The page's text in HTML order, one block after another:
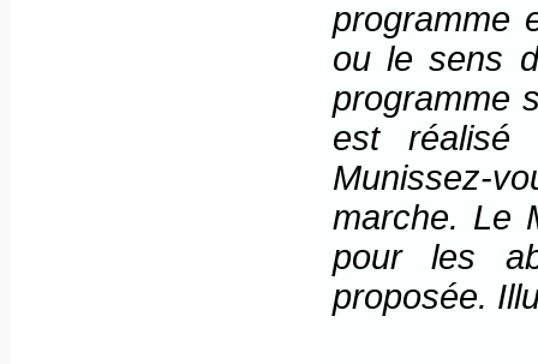
programme
ou le sens
programme
est réalisé
Munissez-
marche. Le
pour les
proposée.